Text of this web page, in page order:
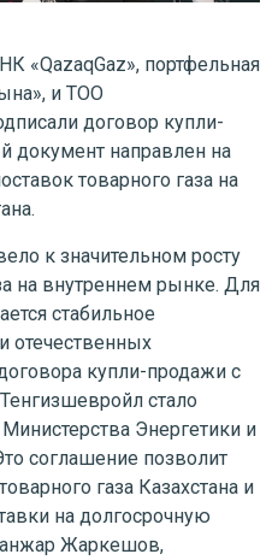
«QazaqGaz», портфельная
и ТОО
договор купли-
документ направлен на
товарного газа на
к значительном росту
на внутреннем рынке. Для
стабильное
отечественных
купли-продажи с
стало
Энергетики и
соглашение позволит
газа Казахстана и
на долгосрочную
Жаркешов,